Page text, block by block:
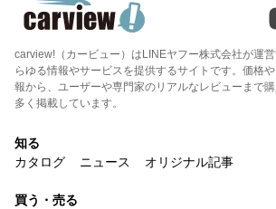
carview!（カービュー）はLINEヤフー株式会社が運
らゆる情報やサービスを提供するサイトです。価格
報から、ユーザーや専門家のリアルなレビューまで
多く掲載しています。
知る
カタログ
ニュース オリジナル記事
買う・売る